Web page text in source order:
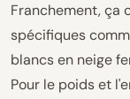
Franchement, ça
spécifiques
blancs en neige
Pour le poids et